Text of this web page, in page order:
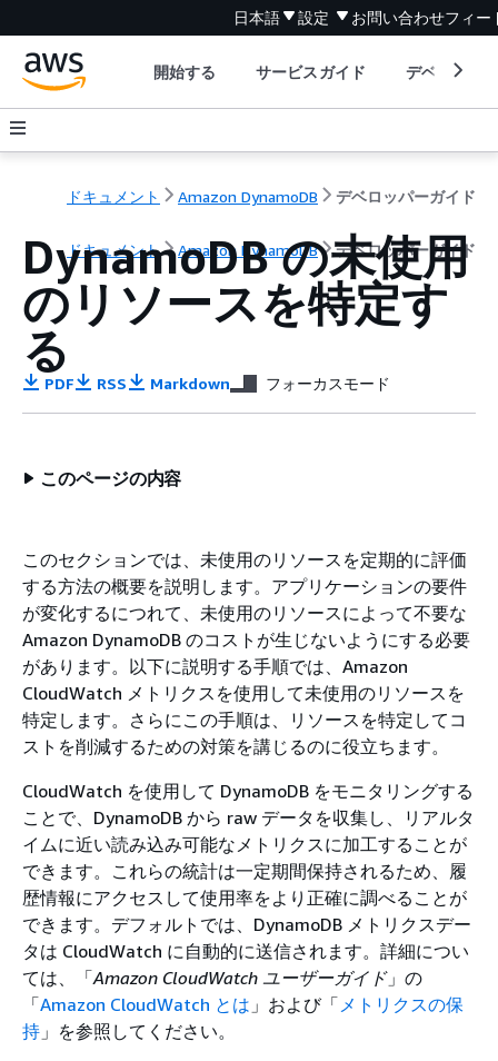
日本語 設定 お問い合わせフィー
開始する サービスガイド デベロッパ
ドキュメント Amazon DynamoDB デベロッパーガイド
ドキュメント Amazon DynamoDB デベロッパーガイド
DynamoDB の未使用
のリソースを特定す
る
PDF RSS Markdown フォーカスモード
このページの内容
このセクションでは、未使用のリソースを定期的に評価
する方法の概要を説明します。アプリケーションの要件
が変化するにつれて、未使用のリソースによって不要な
Amazon DynamoDB のコストが生じないようにする必要
があります。以下に説明する手順では、Amazon
CloudWatch メトリクスを使用して未使用のリソースを
特定します。さらにこの手順は、リソースを特定してコ
ストを削減するための対策を講じるのに役立ちます。
CloudWatch を使用して DynamoDB をモニタリングする
ことで、DynamoDB から raw データを収集し、リアルタ
イムに近い読み込み可能なメトリクスに加工することが
できます。これらの統計は一定期間保持されるため、履
歴情報にアクセスして使用率をより正確に調べることが
できます。デフォルトでは、DynamoDB メトリクスデー
タは CloudWatch に自動的に送信されます。詳細につい
ては、「Amazon CloudWatch ユーザーガイド」の
「Amazon CloudWatch とは 」および「メトリクスの保
持 」を参照してください。